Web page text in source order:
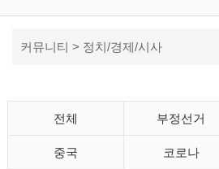
커뮤니티 > 정치/경제/시사
전체 부정선거
중국 코로나